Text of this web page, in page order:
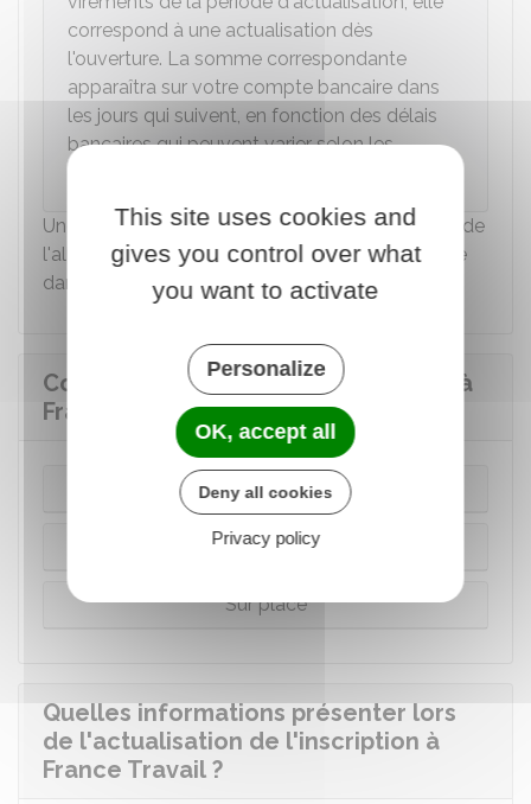
correspond à une actualisation dès
l'ouverture. La somme correspondante
apparaîtra sur votre compte bancaire dans
les jours qui suivent, en fonction des délais
bancaires qui peuvent varier selon les
Une fois que l'actualisation est faite, le virement de
l'allocation apparaîtra sur votre compte bancaire
dans un délai moyen de 3jours ouvrés
Comment actualiser son inscription à
France Travail ?
En ligne
Par téléphone
Sur place
Quelles informations présenter lors
de l'actualisation de l'inscription à
France Travail ?
This site uses cookies and
gives you control over what
you want to activate
Personalize
OK, accept all
Deny all cookies
Privacy policy